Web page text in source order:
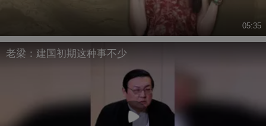
05:35
老梁：建国初期这种事不少